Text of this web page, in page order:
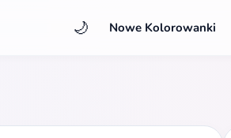
🌙 Nowe Kolorowanki